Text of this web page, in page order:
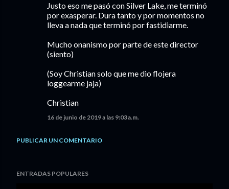
Justo eso me pasó con Silver Lake, me terminó
por exasperar. Dura tanto y por momentos no
lleva a nada que terminó por fastidiarme.
Mucho onanismo por parte de este director
(siento)
(Soy Christian solo que me dio flojera
loggearme jaja)
Christian
16 de junio de 2019 a las 9:03 a.m.
PUBLICAR UN COMENTARIO
ENTRADAS POPULARES